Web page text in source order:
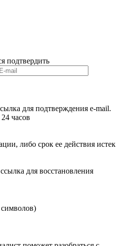
подтвердить
для подтверждения e-mail.
часов
либо срок ее действия истек
для восстановления